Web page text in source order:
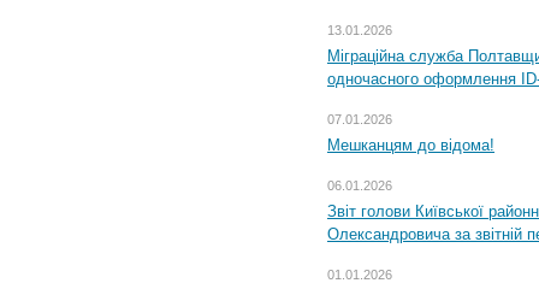
13.01.2026
Міграційна служба
одночасного оформлення
07.01.2026
Мешканцям до відома!
06.01.2026
Звіт голови Київської
Олександровича за звітній
01.01.2026